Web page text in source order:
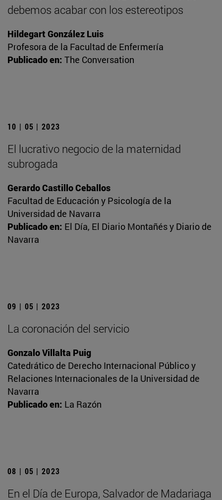
debemos acabar con los estereotipos
Hildegart González Luis
Profesora de la Facultad de Enfermería
Publicado en: The Conversation
10 | 05 | 2023
El lucrativo negocio de la maternidad
subrogada
Gerardo Castillo Ceballos
Facultad de Educación y Psicología de la
Universidad de Navarra
Publicado en: El Día, El Diario Montañés y Diario de
Navarra
09 | 05 | 2023
La coronación del servicio
Gonzalo Villalta Puig
Catedrático de Derecho Internacional Público y
Relaciones Internacionales de la Universidad de
Navarra
Publicado en: La Razón
08 | 05 | 2023
En el Día de Europa, Salvador de Madariaga